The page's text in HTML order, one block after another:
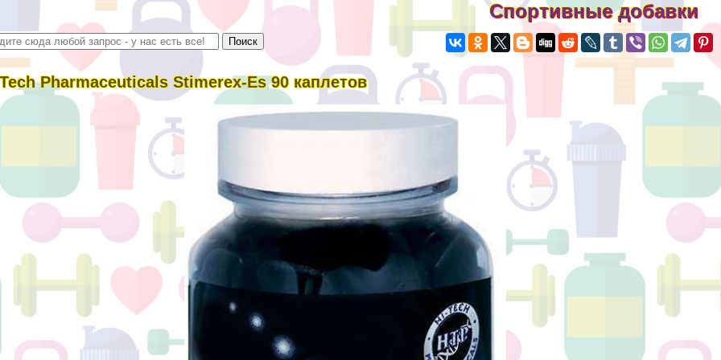
Спортивные добавки
Pharmaceuticals Stimerex-Es 90 каплетов